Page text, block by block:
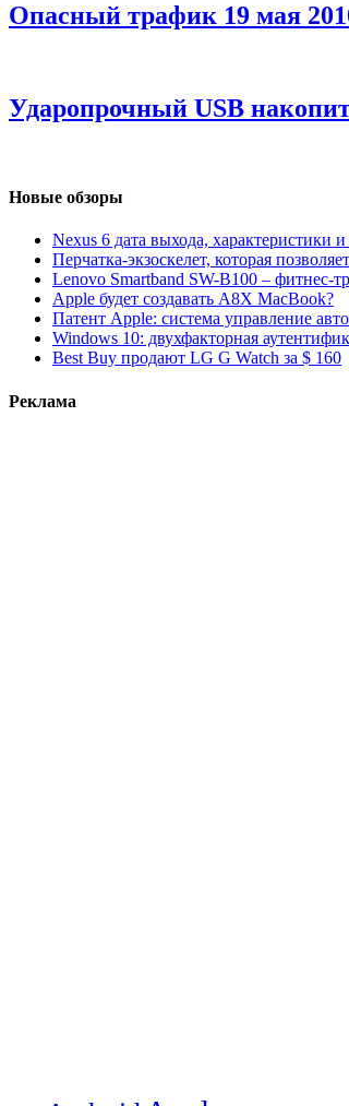
Опасный трафик 19 мая
Ударопрочный USB
Новые обзоры
Nexus 6 дата выхода, характеристики и
Перчатка-экзоскелет, которая
Lenovo Smartband SW-B100 – фитнес-
Apple будет создавать A8X MacBook?
Патент Apple: система управление
Windows 10: двухфакторная
Best Buy продают LG G Watch за $ 160
Реклама